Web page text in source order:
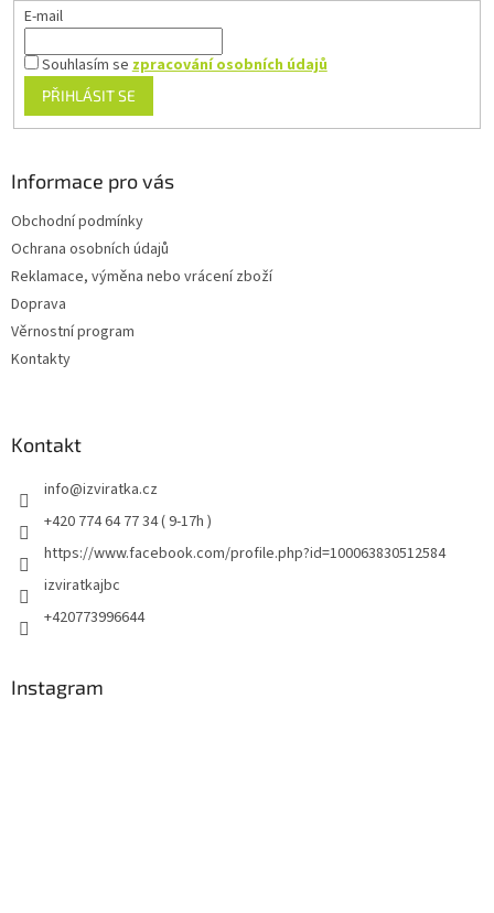
E-mail
Souhlasím sezpracování osobních údajů
PŘIHLÁSIT SE
Informace pro vás
Obchodní podmínky
Ochrana osobních údajů
Reklamace, výměna nebo vrácení zboží
Doprava
Věrnostní program
Kontakty
Kontakt
info@izviratka.cz
+420 774 64 77 34 ( 9-17h )
https://www.facebook.com/profile.php?id=100063830512584
izviratkajbc
+420773996644
Instagram